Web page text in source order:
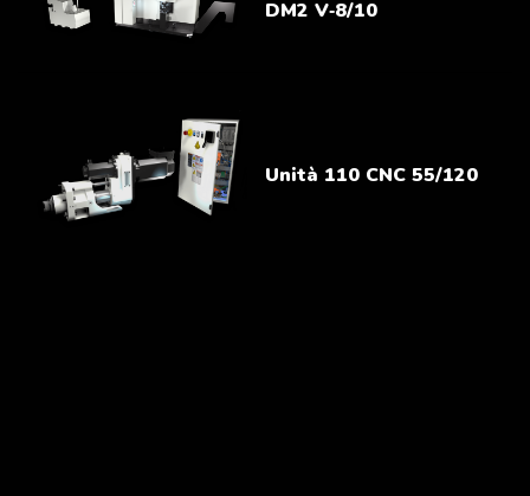
DM2 V‑8/10
Unità 110 CNC 55/120